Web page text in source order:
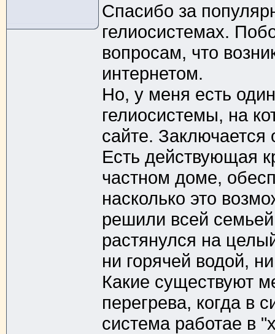
Спасибо за
гелиосистемах.
вопросам, что
интернетом.
Но, у меня есть
гелиосистемы, на
сайте.
Есть действующая
частном доме,
насколько это
решили всей семьей
растянулся на
ни горячей водой,
Какие существуют
перегрева, когда в
система работае в